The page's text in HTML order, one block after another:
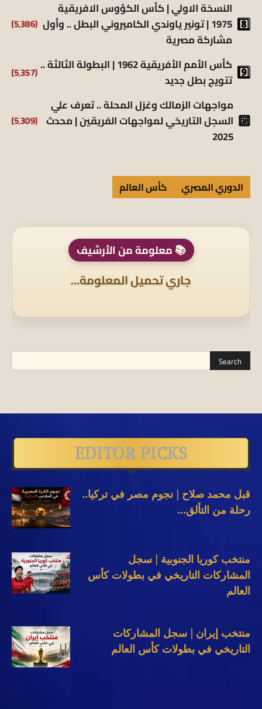
النسخة الاولي | كأس الكؤوس الافريقية
1975 | تونير ياوندي الكاميروني البطل .. وأول
مشاركة مصرية
(5٬386)
كأس الأمم الأفريقية 1962 | البطولة الثالثة ..
تتويج بطل جديد
(5٬357)
مواجهات الزمالك وغزل المحلة .. تعرف علي
السجل التاريخي لمواجهات الفريقين | محدث
2025
(5٬309)
الدوري المصري كأس العالم
📚 معلومة من الأرشيف
جاري تحميل المعلومة...
EDITOR PICKS
قبل محمد صلاح | نجوم مصر في تركيا..
رحلة من التألق...
منتخب كوريا الجنوبية | سجل
المشاركات التاريخي في بطولات كأس
العالم
منتخب إيران | سجل المشاركات
التاريخي في بطولات كأس العالم